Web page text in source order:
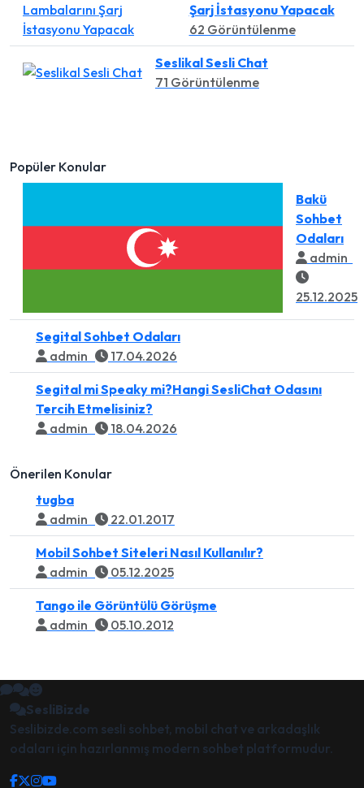
Şarj İstasyonu Yapacak
62 Görüntülenme
Seslikal Sesli Chat
71 Görüntülenme
Popüler Konular
Bakü
Sohbet
Odaları
admin
25.12.2025
Segital Sohbet Odaları
admin
17.04.2026
Segital mi Speaky mi?Hangi SesliChat Odasını
Tercih Etmelisiniz?
admin
18.04.2026
Önerilen Konular
tugba
admin
22.01.2017
Mobil Sohbet Siteleri Nasıl Kullanılır?
admin
05.12.2025
Tango ile Görüntülü Görüşme
admin
05.10.2012
SesliBizde
Seslibizde.com sesli sohbet, mobil chat ve arkadaşlık
odaları için hazırlanmış modern sohbet platformudur.